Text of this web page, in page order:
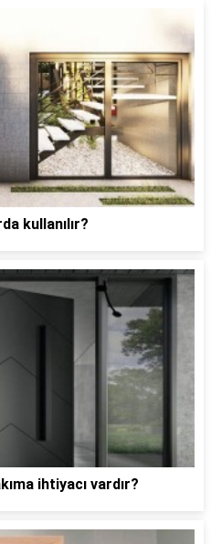
kullanılır?
ihtiyacı vardır?